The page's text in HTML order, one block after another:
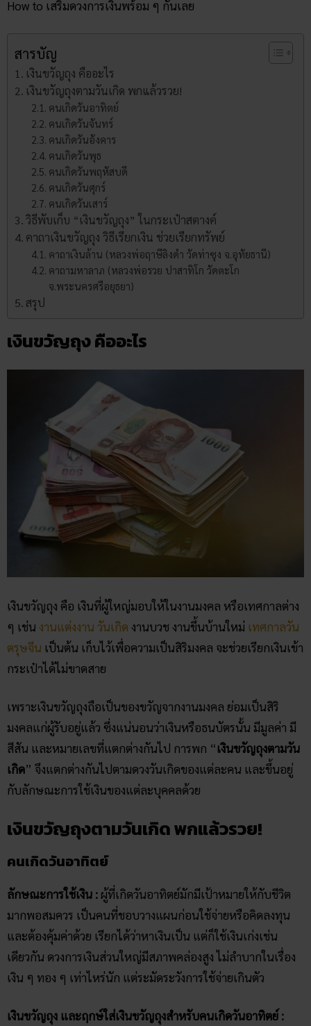
How to เสริมดวงการเงินพร้อม ๆ กันเลย
สารบัญ
เงินขวัญถุง คืออะไร
เงินขวัญ​ถุงตามวันเกิด พกแล้วรวย!
คนเกิดวันอาทิตย์
คนเกิดวันจันทร์
คนเกิดวันอังคาร
คนเกิดวันพุธ
คนเกิดวันพฤหัสบดี
คนเกิดวันศุกร์
คนเกิดวันเสาร์
วิธีพับเก็บ “เงินขวัญถุง” ในกระเป๋าสตางค์
คาถาเงินขวัญถุง วิธีเรียกเงิน ช่วยเรียกทรัพย์
คาถาเงินล้าน (หลวงพ่อฤาษีลิงดำ วัดท่าซุง จ.อุทัยธานี)
คาถามหาลาภ (หลวงพ่อรวย ปาสาทิโก วัดตะโก
จ.พระนครศรีอยุธยา)
สรุป
เงินขวัญถุง คืออะไร
เงินขวัญถุง คือ เงินที่ผู้ใหญ่มอบให้ในงานมงคล หรือเทศกาลต่าง
ๆ เช่น งานแต่งงาน วันเกิด งานบวช งานขึ้นบ้านใหม่ เทศกาลวัน
ตรุษจีน เป็นต้น เก็บไว้เพื่อความเป็นสิริมงคล จะช่วยเรียกเงินเข้า
กระเป๋าได้ไม่ขาดสาย
เพราะเงินขวัญถุงถือเป็นของขวัญจากงานมงคล ย่อมเป็นสิริ
มงคลแก่ผู้รับอยู่แล้ว ซึ่งแน่นอนว่าเงินหรือธนบัตรนั้น มีมูลค่า มี
สีสัน และหมายเลขที่แตกต่างกันไป การพก “เงินขวัญถุงตามวัน
เกิด” จึงแตกต่างกันไปตามดวงวันเกิดของแต่ละคน และขึ้นอยู่
กับลักษณะการใช้เงินของแต่ละบุคคลด้วย
เงินขวัญ​ถุงตามวันเกิด พกแล้วรวย!
คนเกิดวันอาทิตย์
ลักษณะการใช้เงิน : ผู้ที่เกิดวันอาทิตย์มักมีเป้าหมายให้กับชีวิต
มากพอสมควร เป็นคนที่ชอบวางแผนก่อนใช้จ่ายหรือคิดลงทุน
และต้องคุ้มค่าด้วย เรียกได้ว่าหาเงินเป็น แต่ก็ใช้เงินเก่งเช่น
เดียวกัน ดวงการเงินส่วนใหญ่มีสภาพคล่องสูง ไม่ลำบากในเรื่อง
เงิน ๆ ทอง ๆ เท่าไหร่นัก แต่ระมัดระวังการใช้จ่ายเกินตัว
เงินขวัญ​ถุง และฤกษ์ใส่เงินขวัญถุงสำหรับคนเกิดวันอาทิตย์ :